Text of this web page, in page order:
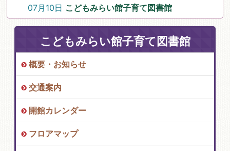
07月10日 こどもみらい館子育て図書館
こどもみらい館子育て図書館
概要・お知らせ
交通案内
開館カレンダー
フロアマップ